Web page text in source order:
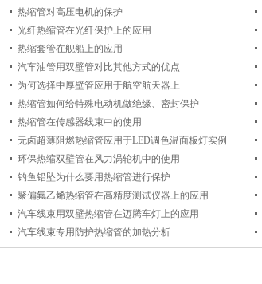
热缩管对高压电机的保护
光纤热缩管在光纤保护上的应用
热缩套管在舰船上的应用
汽车油管用双壁管对比其他方式的优点
为何选择中厚壁管应用于航空航天器上
热缩管如何给特殊电动机做绝缘、密封保护
热缩管在传感器线束中的使用
无卤超薄阻燃热缩管应用于LED调色温面板灯实例
环保热缩双壁管在风力涡轮机中的使用
钓鱼铅坠为什么要用热缩管进行保护
聚偏氟乙烯热缩管在高精度测试仪器上的应用
汽车线束用双壁热缩管在迈腾车灯上的应用
汽车线束专用防护热缩管的加热分析